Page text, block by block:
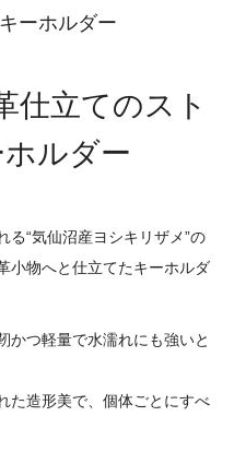
ーホルダー
仕立てのスト
ルダー
る“気仙沼産ヨシキリザメ”の
小物へと仕立てたキーホルダ
かつ軽量で水濡れにも強いと
た造形美で、個体ごとにすべ